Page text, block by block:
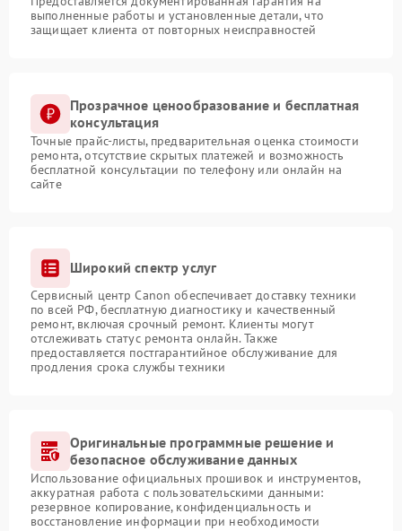
выполненные работы и установленные детали, что
защищает клиента от повторных неисправностей
Прозрачное ценообразование и бесплатная
консультация
Точные прайс-листы, предварительная оценка стоимости
ремонта, отсутствие скрытых платежей и возможность
бесплатной консультации по телефону или онлайн на
сайте
Широкий спектр услуг
Сервисный центр Canon обеспечивает доставку техники
по всей РФ, бесплатную диагностику и качественный
ремонт, включая срочный ремонт. Клиенты могут
отслеживать статус ремонта онлайн. Также
предоставляется постгарантийное обслуживание для
продления срока службы техники
Оригинальные программные решение и
безопасное обслуживание данных
Использование официальных прошивок и инструментов,
аккуратная работа с пользовательскими данными:
резервное копирование, конфиденциальность и
восстановление информации при необходимости